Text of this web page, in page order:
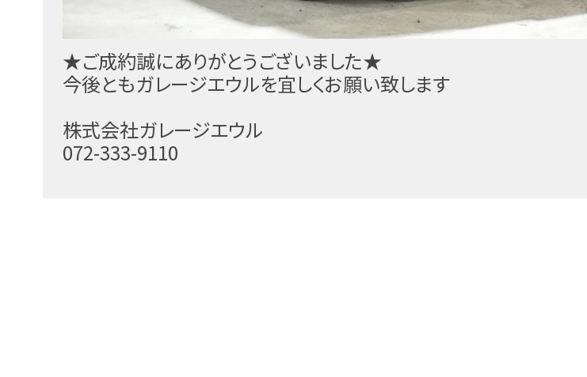
★ご成約誠にありがとうございました★
今後ともガレージエウルを宜しくお願い致します
株式会社ガレージエウル
072-333-9110